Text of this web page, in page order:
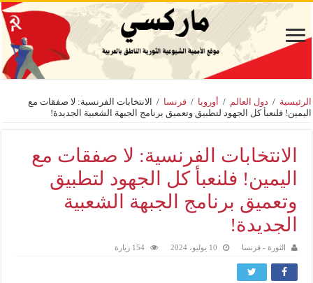
الرئيسية / دول العالم / أوروبا / فرنسا /
الانتخابات الفرنسية: لا صفقات مع
اليمين! فلنعبأ كل الجهود لتطبيق وتعميق برنامج الجبهة الشعبية الجديدة!
الانتخابات الفرنسية: لا صفقات مع
اليمين! فلنعبأ كل الجهود لتطبيق
وتعميق برنامج الجبهة الشعبية
الجديدة!
الثورة - فرنسا 10 يوليو، 2024 154 زيارة